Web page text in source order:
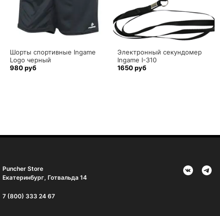
Шорты спортивные Ingame
Logo черный
980 руб
Электронный секундомер
Ingame I-310
1650 руб
Puncher Store
Екатеринбург, Готвальда 14
7 (800) 333 24 67